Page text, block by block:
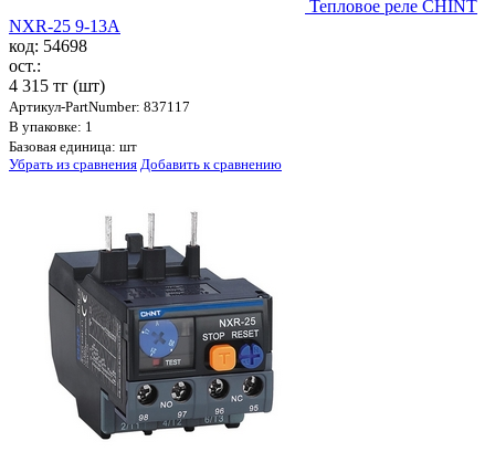
Тепловое реле CHINT
NXR-25 9-13A
код: 54698
ост.:
4 315 тг (шт)
Артикул-PartNumber: 837117
В упаковке: 1
Базовая единица: шт
Убрать из сравнения Добавить к сравнению